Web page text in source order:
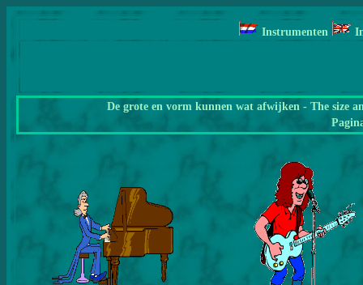
Instrumenten
De grote en vorm kunnen wat afwijken - The size